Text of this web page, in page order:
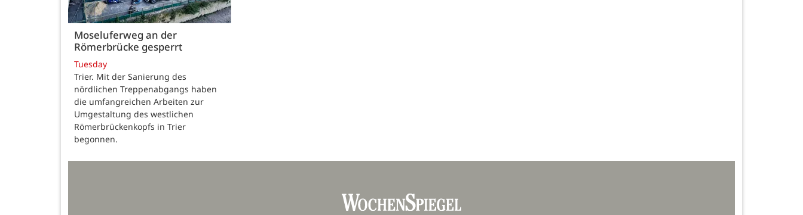
Moseluferweg an der
Römerbrücke gesperrt
Tuesday
Trier. Mit der Sanierung des
nördlichen Treppenabgangs haben
die umfangreichen Arbeiten zur
Umgestaltung des westlichen
Römerbrückenkopfs in Trier
begonnen.